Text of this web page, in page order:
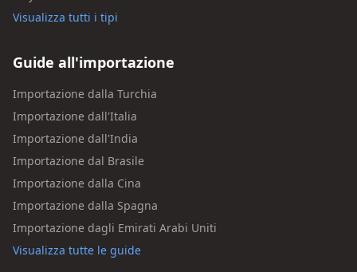
Visualizza tutti i tipi
Guide all'importazione
Importazione dalla Turchia
Importazione dall'Italia
Importazione dall'India
Importazione dal Brasile
Importazione dalla Cina
Importazione dalla Spagna
Importazione dagli Emirati Arabi Uniti
Visualizza tutte le guide